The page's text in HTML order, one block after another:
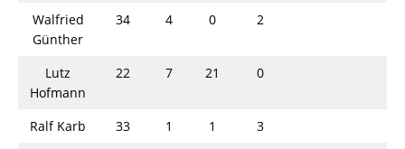
Walfried
Günther
34 4 0 2
Lutz
Hofmann
22 7 21 0
Ralf Karb 33 1 1
3